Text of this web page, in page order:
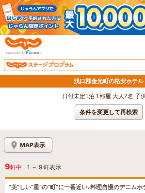
浅口郡金光町の格安ホテル
日付未定1泊 1部屋 大人2名 子
条件を変更して再検索
MAP表示
9軒中 1 ～ 9 軒表示
”美”しい”星”の”町”に一番近い♪料理自慢のデニムホ